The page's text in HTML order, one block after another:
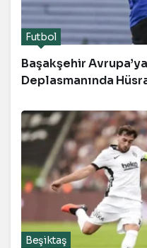
Futbol
Başakşehir
Deplasmanında
Beşiktaş